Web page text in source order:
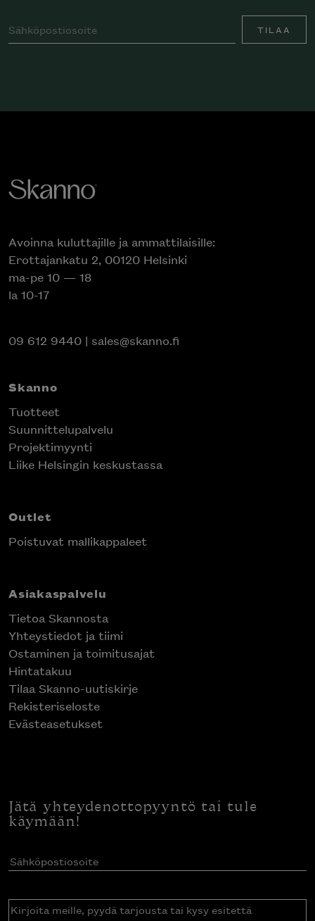
TILAA
Avoinna kuluttajille ja ammattilaisille:
Erottajankatu 2, 00120 Helsinki
ma-pe 10 — 18
la 10-17
09 612 9440 | sales@skanno.fi
Skanno
Tuotteet
Suunnittelupalvelu
Projektimyynti
Liike Helsingin keskustassa
Outlet
Poistuvat mallikappaleet
Asiakaspalvelu
Tietoa Skannosta
Yhteystiedot ja tiimi
Ostaminen ja toimitusajat
Hintatakuu
Tilaa Skanno-uutiskirje
Rekisteriseloste
Evästeasetukset
Jätä yhteydenottopyyntö tai tule
käymään!
Sähköpostiosoite(Pakollinen)
Kirjoita